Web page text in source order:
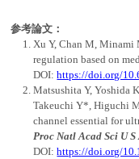
参考論文：
Xu Y, Chan M, Minami
regulation based on
DOI:https://doi.org/
Matsushita Y, Yoshida
Takeuchi Y*, Higuchi
channel essential for
Proc Natl Acad Sci U S
DOI:https://doi.org/